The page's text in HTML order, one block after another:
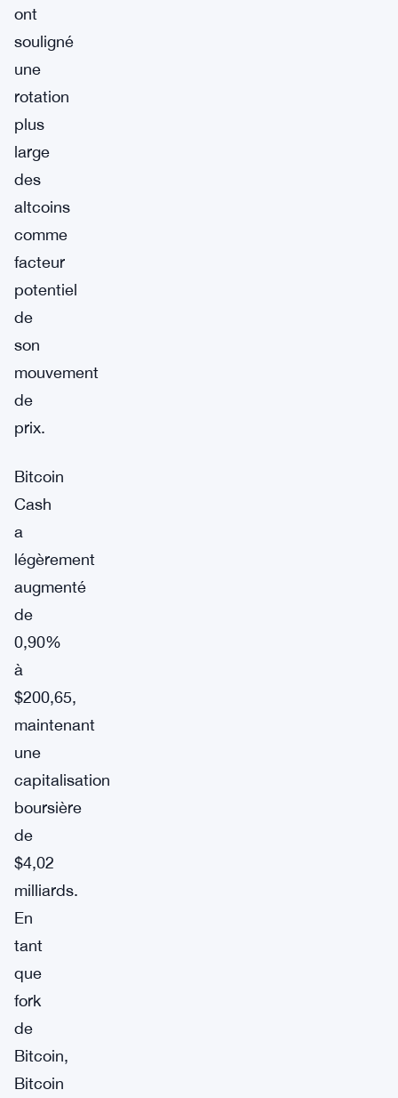
ont
souligné
une
rotation
plus
large
des
altcoins
comme
facteur
potentiel
de
son
mouvement
de
prix.
Bitcoin
Cash
a
légèrement
augmenté
de
0,90%
à
$200,65,
maintenant
une
capitalisation
boursière
de
$4,02
milliards.
En
tant
que
fork
de
Bitcoin,
Bitcoin